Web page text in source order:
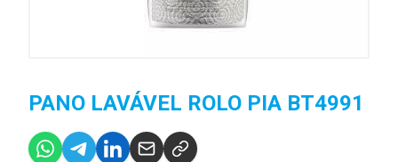
PANO LAVÁVEL ROLO PIA BT4991